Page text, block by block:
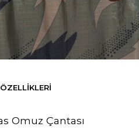
Omuz Çantası